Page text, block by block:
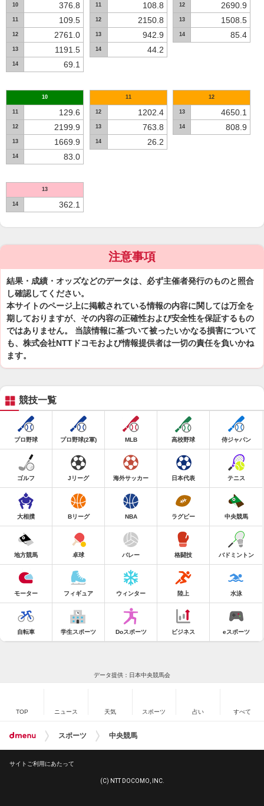
10 376.8
11 109.5
12 2761.0
13 1191.5
14 69.1
11 108.8
12 2150.8
13 942.9
14 44.2
12 2690.9
13 1508.5
14 85.4
10
11 129.6
12 2199.9
13 1669.9
14 83.0
11
12 1202.4
13 763.8
14 26.2
12
13 4650.1
14 808.9
13
14 362.1
注意事項
結果・成績・オッズなどのデータは、必ず主催者発行のものと照合
し確認してください。
本サイトのページ上に掲載されている情報の内容に関しては万全を
期しておりますが、その内容の正確性および安全性を保証するもの
ではありません。 当該情報に基づいて被ったいかなる損害について
も、株式会社NTTドコモおよび情報提供者は一切の責任を負いかね
ます。
競技一覧
プロ野球 プロ野球(2軍) MLB 高校野球 侍ジャパン
ゴルフ Jリーグ 海外サッカー 日本代表 テニス
大相撲 Bリーグ NBA ラグビー 中央競馬
地方競馬 卓球 バレー 格闘技 バドミントン
モーター フィギュア ウィンター 陸上 水泳
自転車 学生スポーツ Doスポーツ ビジネス eスポーツ
データ提供：日本中央競馬会
TOP ニュース 天気 スポーツ 占い すべて
スポーツ 中央競馬
サイトご利用にあたって
(C) NTT DOCOMO, INC.